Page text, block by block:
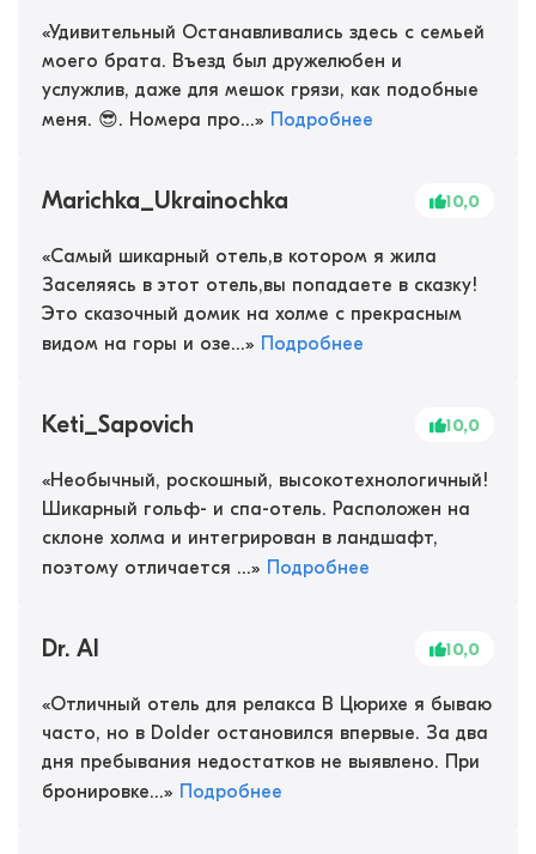
«Удивительный Останавливались здесь с семьей
моего брата. Въезд был дружелюбен и
услужлив, даже для мешок грязи, как подобные
меня. 😎. Номера про...» Подробнее
Marichka_Ukrainochka 10,0
«Самый шикарный отель,в котором я жила
Заселяясь в этот отель,вы попадаете в сказку!
Это сказочный домик на холме с прекрасным
видом на горы и озе...» Подробнее
Keti_Sapovich 10,0
«Необычный, роскошный, высокотехнологичный!
Шикарный гольф- и спа-отель. Расположен на
склоне холма и интегрирован в ландшафт,
поэтому отличается ...» Подробнее
Dr. Al 10,0
«Отличный отель для релакса В Цюрихе я бываю
часто, но в Dolder остановился впервые. За два
дня пребывания недостатков не выявлено. При
бронировке...» Подробнее